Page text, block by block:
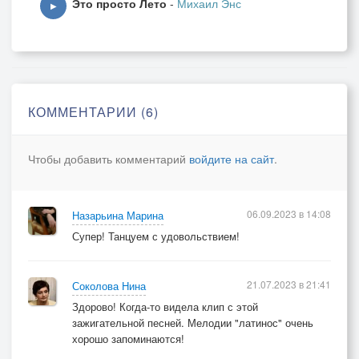
Пусть с тобою словно сказке
Чтоб меня обворожить
▶ Это просто Лето - Михаил Энс
КОММЕНТАРИИ (6)
Чтобы добавить комментарий войдите на сайт.
Назарьина Марина
Супер! Танцуем с удовольствием!
06.09.2023 в 14:08
Соколова Нина
Здорово! Когда-то видела клип с этой
зажигательной песней. Мелодии "латинос" очень
хорошо запоминаются!
21.07.2023 в 21:41